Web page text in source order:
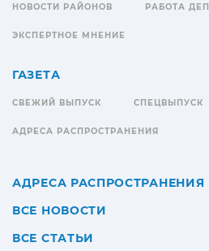
НОВОСТИ РАЙОНОВ РАБОТА
ЭКСПЕРТНОЕ МНЕНИЕ
ГАЗЕТА
СВЕЖИЙ ВЫПУСК СПЕЦВЫПУСК
АДРЕСА РАСПРОСТРАНЕНИЯ
АДРЕСА РАСПРОСТРАНЕНИЯ
ВСЕ НОВОСТИ
ВСЕ СТАТЬИ